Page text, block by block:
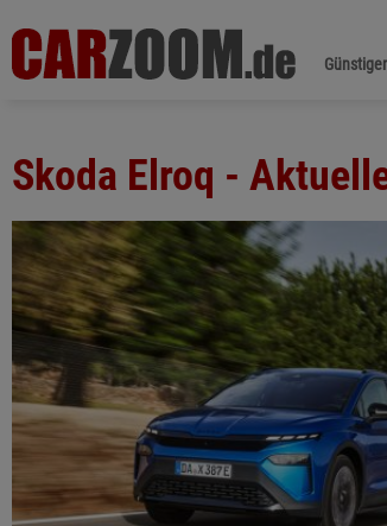
Skoda Elroq -